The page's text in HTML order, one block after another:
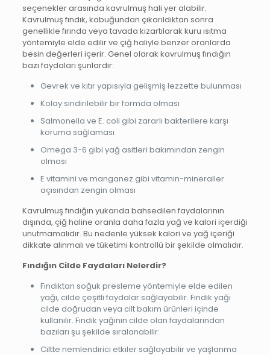
seçenekler arasında kavrulmuş hali yer alabilir.
Kavrulmuş fındık, kabuğundan çıkarıldıktan sonra
genellikle fırında veya tavada kızartılarak kuru ısıtma
yöntemiyle elde edilir ve çiğ haliyle benzer oranlarda
besin değerleri içerir. Genel olarak kavrulmuş fındığın
bazı faydaları şunlardır:
Gevrek ve kıtır yapısıyla gelişmiş lezzette bulunması
Kolay sindirilebilir bir formda olması
Salmonella ve E. coli gibi zararlı bakterilere karşı
koruma sağlaması
Omega 3-6 gibi yağ asitleri bakımından zengin
olması
E vitamini ve manganez gibi vitamin-mineraller
açısından zengin olması
Kavrulmuş fındığın yukarıda bahsedilen faydalarının
dışında, çiğ haline oranla daha fazla yağ ve kalori içerdiği
unutmamalıdır. Bu nedenle yüksek kalori ve yağ içeriği
dikkate alınmalı ve tüketimi kontrollü bir şekilde olmalıdır.
Fındığın Cilde Faydaları Nelerdir?
Fındıktan soğuk presleme yöntemiyle elde edilen
yağı, cilde çeşitli faydalar sağlayabilir. Fındık yağı
cilde doğrudan veya cilt bakım ürünleri içinde
kullanılır. Fındık yağının cilde olan faydalarından
bazıları şu şekilde sıralanabilir:
Ciltte nemlendirici etkiler sağlayabilir ve yaşlanma